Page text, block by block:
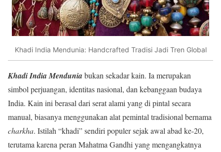
Khadi India Mendunia: Handcrafted Tradisi Jadi Tren Global
Khadi India Menduniabukan sekadar kain. Ia merupakan
simbol perjuangan, identitas nasional, dan kebanggaan budaya
India. Kain ini berasal dari serat alami yang di pintal secara
manual, biasanya menggunakan alat pemintal tradisional bernama
charkha. Istilah “khadi” sendiri populer sejak awal abad ke-20,
terutama karena peran Mahatma Gandhi yang mengangkatnya